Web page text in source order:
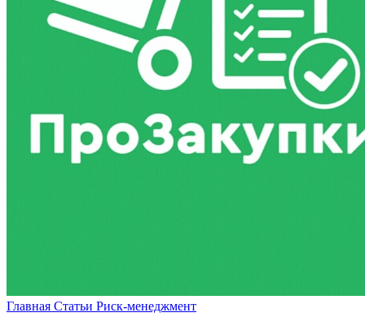
Главная Статьи Риск-менеджмент